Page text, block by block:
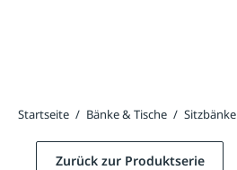
Startseite / Bänke & Tische / Sitzbänke
Zurück zur Produktserie